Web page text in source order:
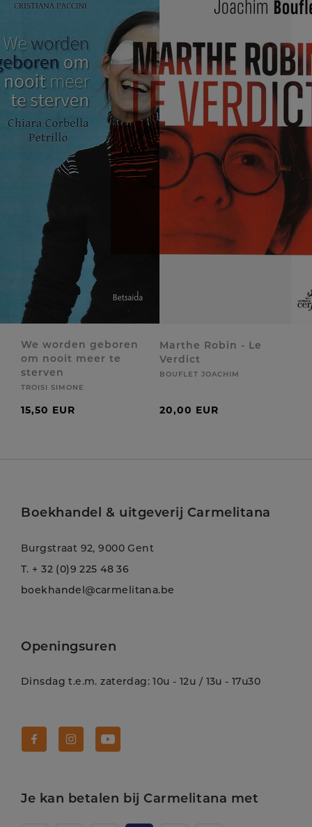
We worden geboren
om nooit meer te
sterven
TROISI SIMONE
15,50 EUR
Marthe Robin - Le
Verdict
BOUFLET JOACHIM
20,00 EUR
Boekhandel & uitgeverij Carmelitana
Burgstraat 92, 9000 Gent
T. + 32 (0)9 225 48 36
boekhandel@carmelitana.be
Openingsuren
Dinsdag t.e.m. zaterdag: 10u - 12u / 13u - 17u30
Je kan betalen bij Carmelitana met